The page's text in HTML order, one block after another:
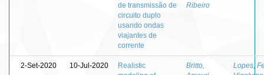
de transmissão de
circuito duplo
usando ondas
viajantes de
corrente
Ribeiro
2-Set-2020 10-Jul-2020
Realistic
Britto,
Lopes,